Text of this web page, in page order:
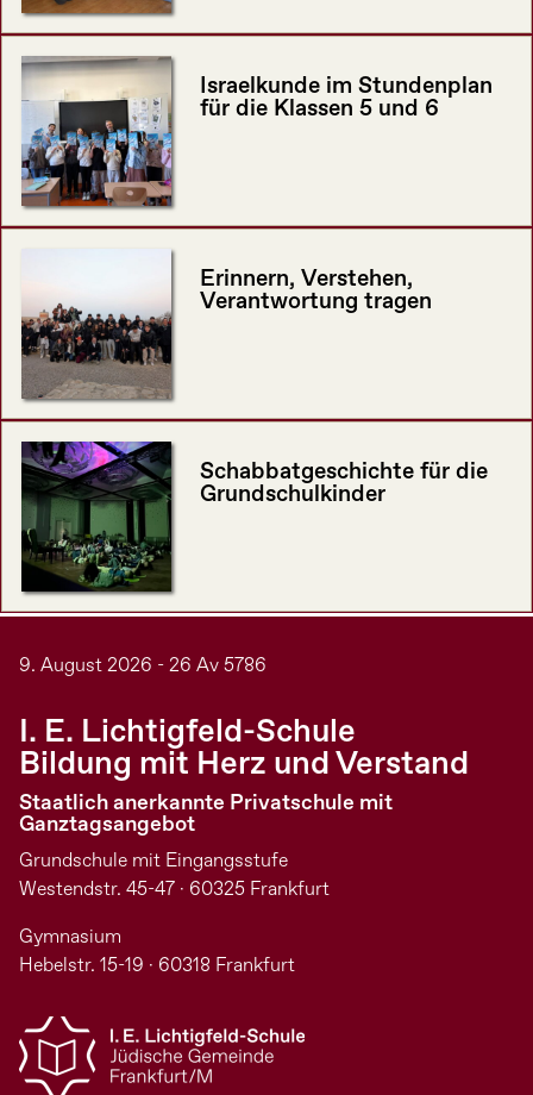
Israelkunde im Stundenplan
für die Klassen 5 und 6
Erinnern, Verstehen,
Verantwortung tragen
Schabbatgeschichte für die
Grundschulkinder
9. August 2026 - 26 Av 5786
I. E. Lichtigfeld-Schule
Bildung mit Herz und Verstand
Staatlich anerkannte Privatschule mit
Ganztagsangebot
Grundschule mit Eingangsstufe
Westendstr. 45-47 · 60325 Frankfurt
Gymnasium
Hebelstr. 15-19 · 60318 Frankfurt